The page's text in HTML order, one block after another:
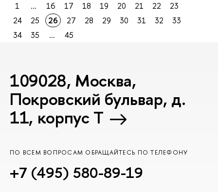
1 ... 16 17 18 19 20 21 22
23
24
25 26 27 28 29 30 31 32
33
34
35 ... 45
109028, Москва,
Покровский бульвар, д.
11, корпус T
ПО ВСЕМ ВОПРОСАМ ОБРАЩАЙТЕСЬ ПО ТЕЛЕФОНУ
+7 (495) 580-89-19